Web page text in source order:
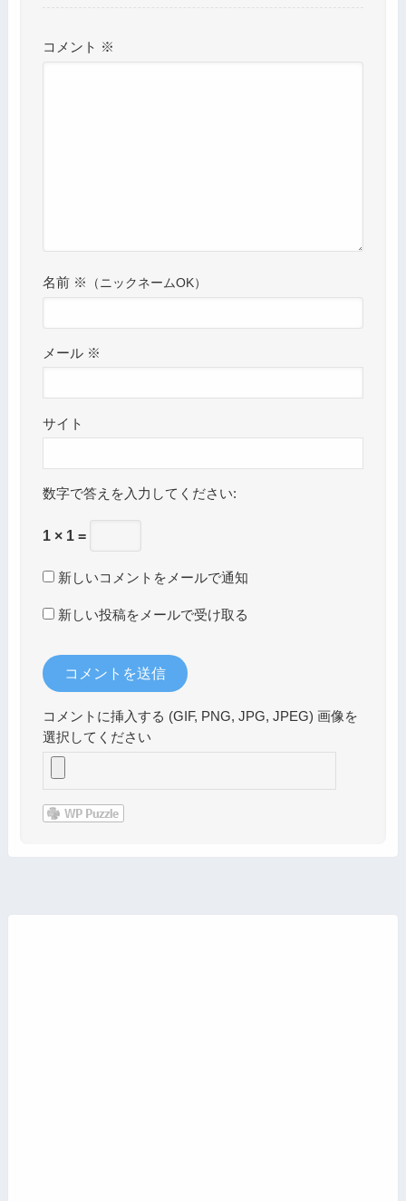
コメント ※
名前 ※
メール ※
サイト
数字で答えを入力してください:
1 × 1 =
新しいコメントをメールで通知
新しい投稿をメールで受け取る
コメントに挿入する (GIF, PNG, JPG, JPEG) 画像を
選択してください